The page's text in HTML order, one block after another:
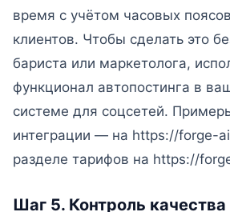
время с учётом часовых
клиентов. Чтобы сделать это
бариста или маркетолога,
функционал автопостинга в
системе для соцсетей.
интеграции — на https://forge-
разделе тарифов на https://
Шаг 5. Контроль